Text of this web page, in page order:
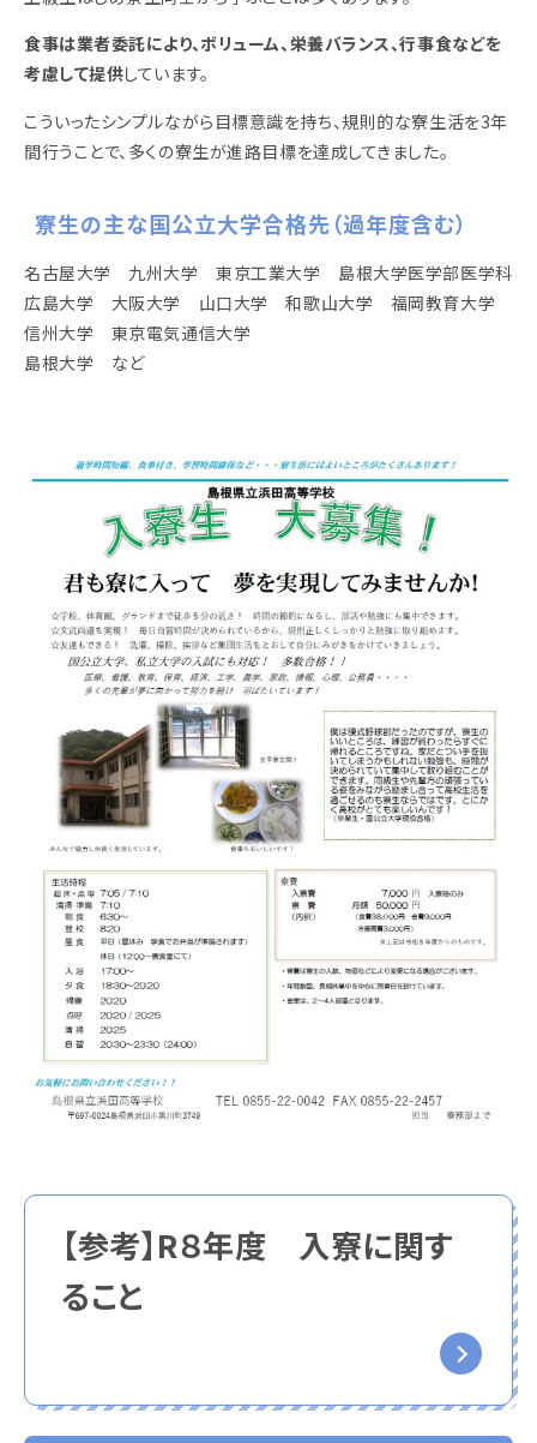
食事は業者委託により、ボリューム、栄養バランス、行事食などを
考慮して提供しています。
こういったシンプルながら目標意識を持ち、規則的な寮生活を3年
間行うことで、多くの寮生が進路目標を達成してきました。
寮生の主な国公立大学合格先（過年度含む）
名古屋大学 九州大学 東京工業大学 島根大学医学部医学科
広島大学 大阪大学 山口大学 和歌山大学 福岡教育大学
信州大学 東京電気通信大学
島根大学 など
【参考】R８年度 入寮に関す
ること